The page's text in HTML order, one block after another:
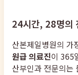
24시간, 28명의
산본제일병원의 가
원급 의료진이 365
산부인과 전문의는